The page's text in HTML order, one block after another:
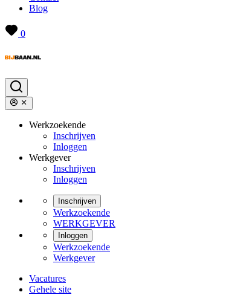
Blog
0
Werkzoekende
Inschrijven
Inloggen
Werkgever
Inschrijven
Inloggen
Inschrijven
Werkzoekende
WERKGEVER
Inloggen
Werkzoekende
Werkgever
Vacatures
Gehele site